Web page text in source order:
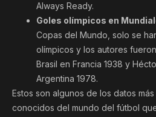
Always Ready.
Goles olímpicos en
Copas del Mundo, solo se
olímpicos y los autores
Brasil en Francia 1938 y
Argentina 1978.
Estos son algunos de los datos
conocidos del mundo del fútbol